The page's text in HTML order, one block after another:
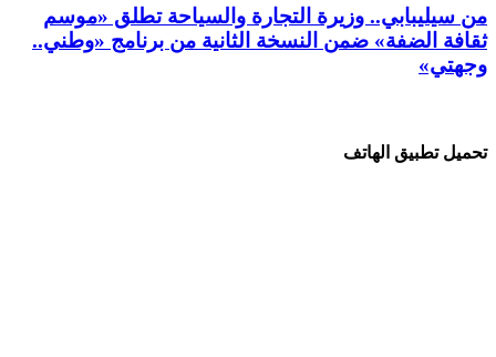
من سيليبابي.. وزيرة التجارة والسياحة تطلق «موسم
ثقافة الضفة» ضمن النسخة الثانية من برنامج «وطني..
وجهتي»
تحميل تطبيق الهاتف